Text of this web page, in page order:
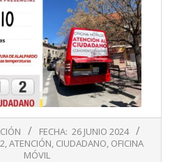
FECHA: 26 JUNIO 2024
,ATENCIÓN, CIUDADANO, OFICINA
MÓVIL